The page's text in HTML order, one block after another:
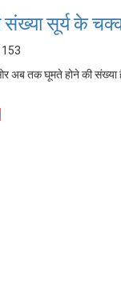
सूर्य के
153
अब तक घूमते होने की